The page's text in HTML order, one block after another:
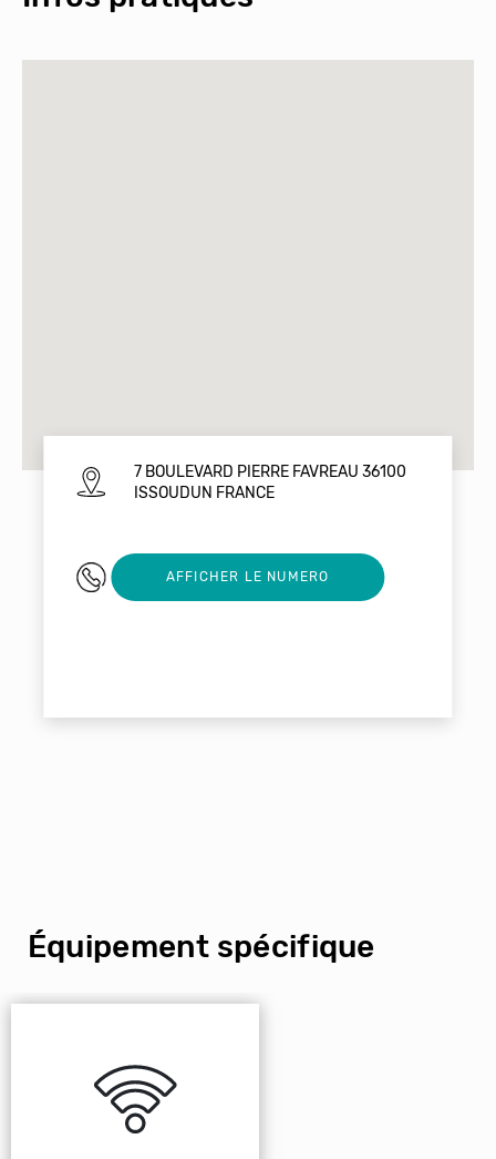
7 BOULEVARD PIERRE FAVREAU 36100
ISSOUDUN FRANCE
0254211159
AFFICHER LE NUMERO
Équipement spécifique